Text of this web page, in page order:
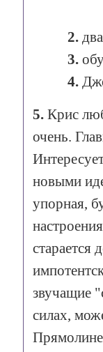
2.
3.
4.
5. Крис
очень.
новыми
упорная,
старается
звучащие
силах,